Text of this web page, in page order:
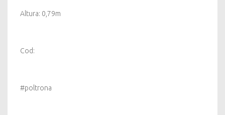
Altura: 0,79m
Cod:
#poltrona